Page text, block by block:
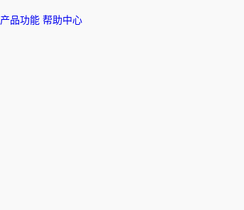
产品功能 帮助中心